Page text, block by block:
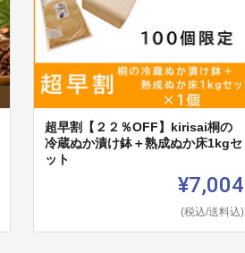
超早割【２２％OFF】kirisai桐の
冷蔵ぬか漬け鉢＋熟成ぬか床1kgセ
ット
¥7,004
(税込/送料込)